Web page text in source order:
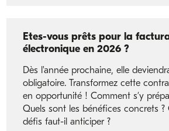
Etes-vous prêts pour la
électronique en 2026 ?
Dès l'année prochaine, elle
obligatoire. Transformez cette
en opportunité ! Comment s’y
Quels sont les bénéfices concrets ?
défis faut-il anticiper ?